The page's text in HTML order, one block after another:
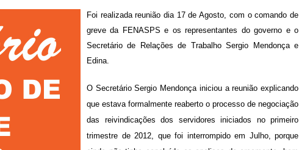
Foi realizada reunião dia 17 de Agosto, com o comando de
greve da FENASPS e os representantes do governo e o
Secretário de Relações de Trabalho Sergio Mendonça e
Edina.
O Secretário Sergio Mendonça iniciou a reunião explicando
que estava formalmente reaberto o processo de negociação
das reivindicações dos servidores iniciados no primeiro
trimestre de 2012, que foi interrompido em Julho, porque